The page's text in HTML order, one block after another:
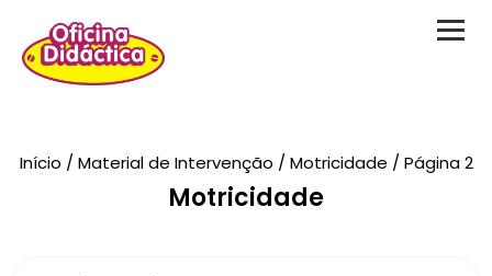
Novidades
Brinquedos
Início /Material de Intervenção /Motricidade / Página 2
Motricidade